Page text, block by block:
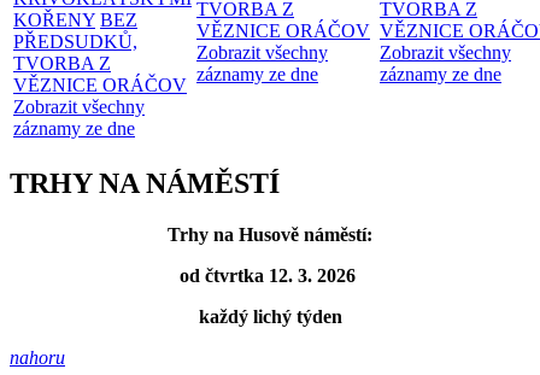
KOŘENY BEZ
PŘEDSUDKŮ,
TVORBA Z
VĚZNICE ORÁČOV
Zobrazit všechny
záznamy ze dne
TVORBA Z
VĚZNICE ORÁČOV
Zobrazit všechny
záznamy ze dne
TVORBA Z
VĚZNICE
Zobrazit všechny
záznamy ze dne
TRHY NA NÁMĚSTÍ
Trhy na Husově náměstí:
od čtvrtka 12. 3. 2026
každý lichý týden
nahoru